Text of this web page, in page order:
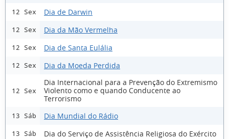
12 Sex Dia de Darwin
12 Sex Dia da Mão Vermelha
12 Sex Dia de Santa Eulália
12 Sex Dia da Moeda Perdida
12 Sex
Dia Internacional para a Prevenção do Extremismo
Violento como e quando Conducente ao
Terrorismo
13 Sáb Dia Mundial do Rádio
13 Sáb Dia do Serviço de Assistência Religiosa do Exército